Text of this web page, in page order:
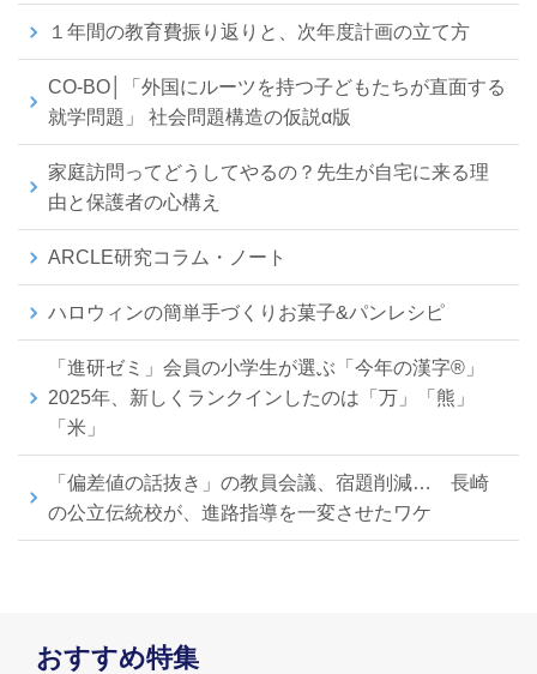
１年間の教育費振り返りと、次年度計画の立て方
CO-BO│「外国にルーツを持つ子どもたちが直面する
就学問題」 社会問題構造の仮説α版
家庭訪問ってどうしてやるの？先生が自宅に来る理
由と保護者の心構え
ARCLE研究コラム・ノート
ハロウィンの簡単手づくりお菓子&パンレシピ
「進研ゼミ」会員の小学生が選ぶ「今年の漢字®」
2025年、新しくランクインしたのは「万」「熊」
「米」
「偏差値の話抜き」の教員会議、宿題削減… 長崎
の公立伝統校が、進路指導を一変させたワケ
おすすめ特集